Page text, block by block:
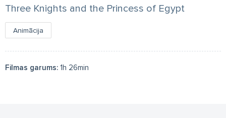
Three Knights and the Princess of Egypt
Animācija
Filmas garums: 1h 26min